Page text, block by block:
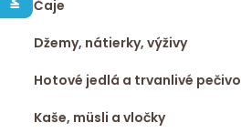
Čaje
Džemy, nátierky, výživy
Hotové jedlá a trvanlivé pečivo
Kaše, müsli a vločky